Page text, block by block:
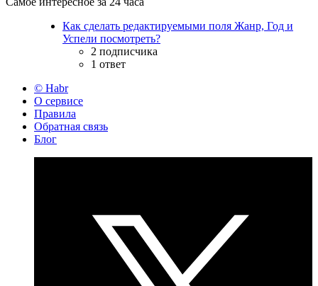
Как сделать редактируемыми поля Жанр, Год и
Успели посмотреть?
2 подписчика
1 ответ
© Habr
О сервисе
Правила
Обратная связь
Блог